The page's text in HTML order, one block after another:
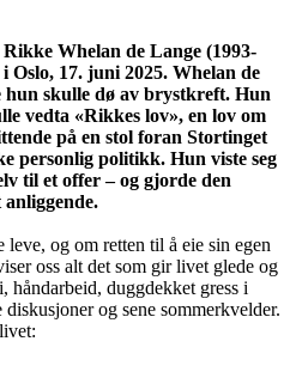
Whelan de Lange (1993-
Oslo, 17. juni 2025. Whelan de
hun skulle dø av brystkreft. Hun
vedta «Rikkes lov», en lov om
på en stol foran Stortinget
personlig politikk. Hun viste seg
til et offer – og gjorde den
og om retten til å eie sin egen
oss alt det som gir livet glede og
håndarbeid, duggdekket gress i
og sene sommerkvelder.